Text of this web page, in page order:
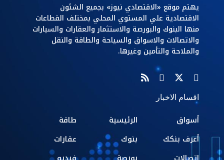
يهتم موقع «الاقتصادي نيوز» بجميع الشئون
الاقتصادية علي المستوي المحلي بمختلف القطاعات
منها البنوك والبورصة والاستثمار والعقارات والسيارات
والاتصالات والاسواق والسياحة والطاقة والنقل
والملاحة والتأمين وغيرها.
اقسام الاخبار
أسواق
أعرف بنكك
الرئيسية
بنوك
طاقة
عقارات